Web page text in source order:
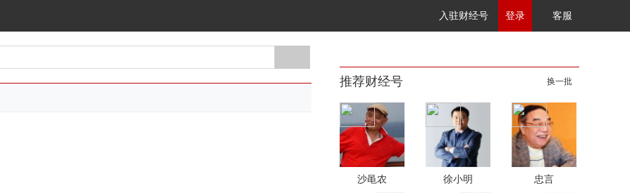
入驻财经号 登录 客服
推荐财经号 换一批
沙黾农 徐小明 忠言